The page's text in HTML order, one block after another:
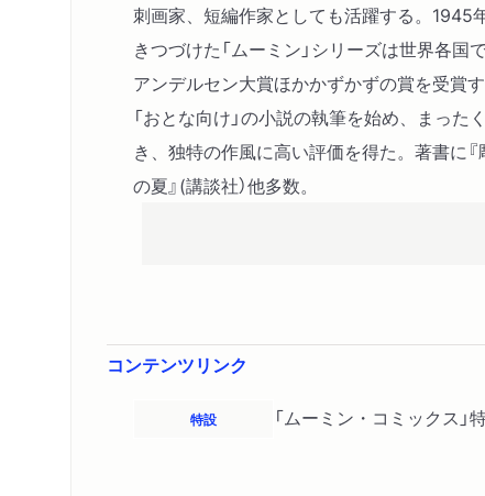
刺画家、短編作家としても活躍する。1945
きつづけた「ムーミン」シリーズは世界各国
アンデルセン大賞ほかかずかずの賞を受賞
「おとな向け」の小説の執筆を始め、まった
き、独特の作風に高い評価を得た。著書に『
の夏』(講談社）他多数。
コンテンツリンク
特設 「ムーミン・コミックス」